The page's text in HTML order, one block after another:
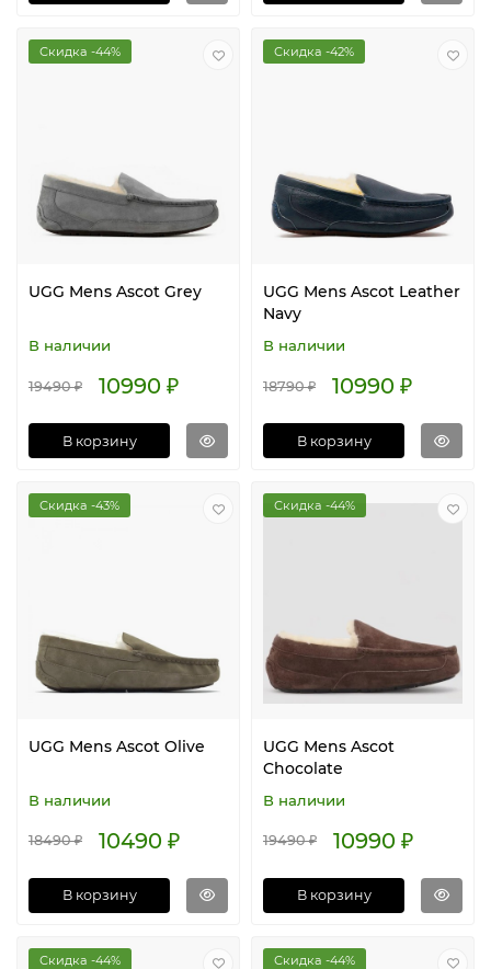
Скидка -44%
UGG Mens Ascot Grey
В наличии
19490 ₽ 10990 ₽
В корзину
Скидка -42%
UGG Mens Ascot Leather
Navy
В наличии
18790 ₽ 10990 ₽
В корзину
Скидка -43%
UGG Mens Ascot Olive
В наличии
18490 ₽ 10490 ₽
В корзину
Скидка -44%
UGG Mens Ascot
Chocolate
В наличии
19490 ₽ 10990 ₽
В корзину
Скидка -44% Скидка -44%